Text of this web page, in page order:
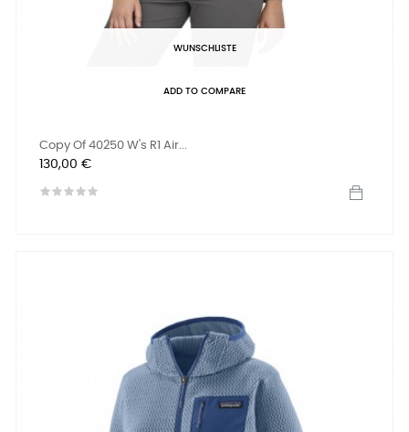
WUNSCHLISTE
ADD TO COMPARE
Copy Of 40250 W's R1 Air...
Preis
130,00 €